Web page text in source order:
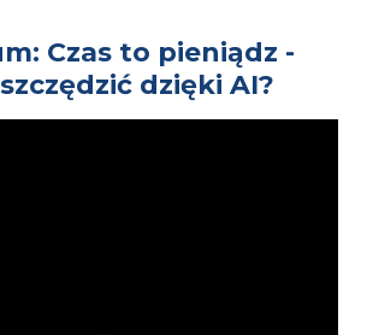
Czas to pieniądz -
dzięki AI?